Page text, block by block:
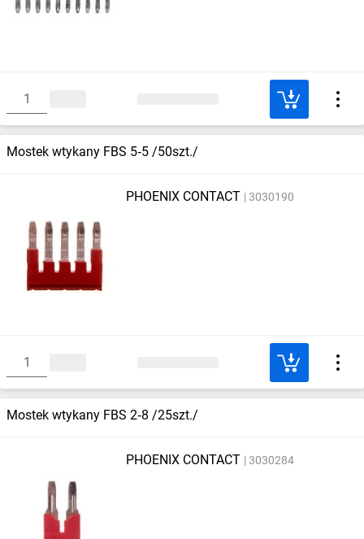
Mostek wtykany FBS 5‑5 /50szt./
PHOENIX CONTACT 3030190
Mostek wtykany FBS 2‑8 /25szt./
PHOENIX CONTACT 3030284